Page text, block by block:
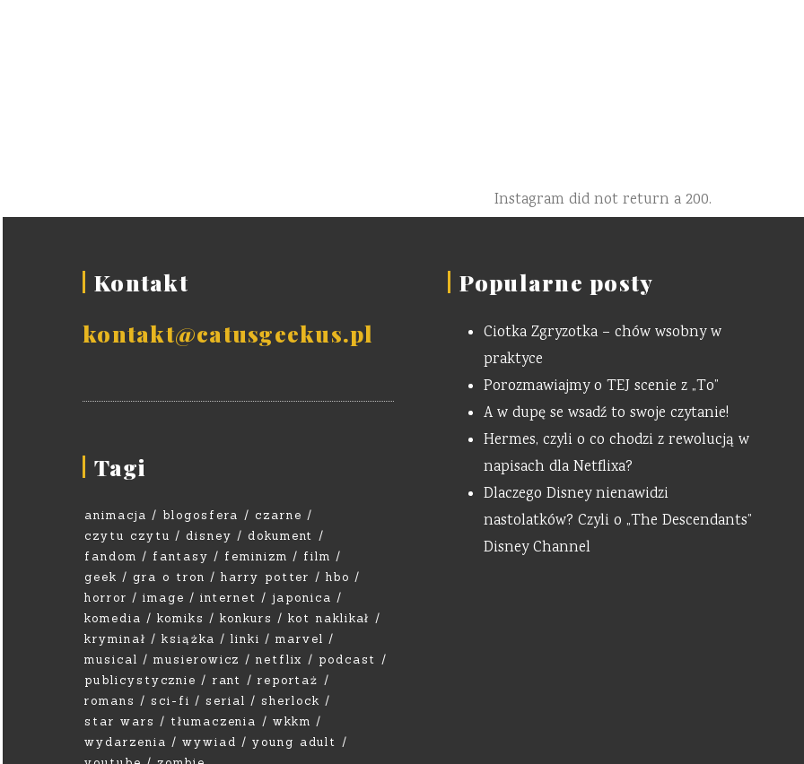
Instagram did not return a 200.
Kontakt
kontakt@catusgeekus.pl
Tagi
animacja blogosfera
czarne
czytu czytu
disney
dokument
fandom
fantasy feminizm
film
geek
gra o tron harry potter
hbo
horror
image internet
japonica
komedia
komiks konkurs
kot naklikał
kryminał
książka linki
marvel
musical
musierowicz netflix
podcast
publicystycznie
rant
reportaż
romans
sci-fi serial
sherlock
star wars
tłumaczenia
wkkm
wydarzenia
wywiad
young adult
Popularne posty
Ciotka Zgryzotka – chów wsobny w
praktyce
Porozmawiajmy o TEJ scenie z „To”
A w dupę se wsadź to swoje czytanie!
Hermes, czyli o co chodzi z rewolucją w
napisach dla Netflixa?
Dlaczego Disney nienawidzi
nastolatków? Czyli o „The Descendants”
Disney Channel